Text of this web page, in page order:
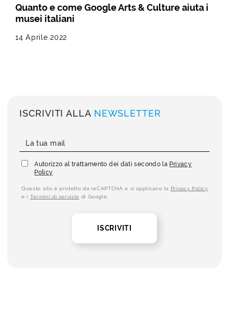
Quanto e come Google Arts & Culture aiuta i
musei italiani
14 Aprile 2022
ISCRIVITI ALLA NEWSLETTER
Autorizzo al trattamento dei dati secondo la Privacy
Policy
Questo sito è protetto da reCAPTCHA e si applicano la Privacy Policy
e i Termini di servizio di Google.
ISCRIVITI